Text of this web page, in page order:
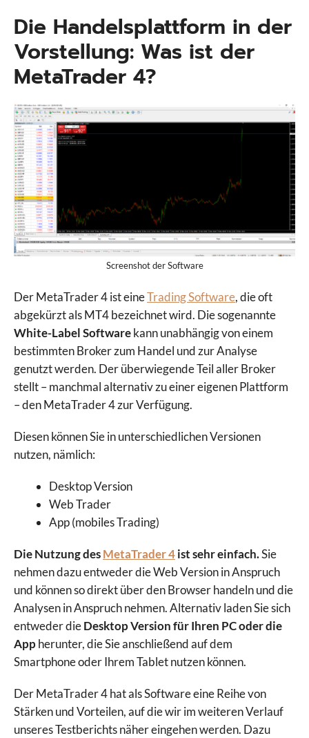
Die Handelsplattform in der
Vorstellung: Was ist der
MetaTrader 4?
Screenshot der Software
Der MetaTrader 4 ist eineTrading Software, die oft
abgekürzt als MT4 bezeichnet wird. Die sogenannte
White-Label Softwarekann unabhängig von einem
bestimmten Broker zum Handel und zur Analyse
genutzt werden. Der überwiegende Teil aller Broker
stellt – manchmal alternativ zu einer eigenen Plattform
– den MetaTrader 4 zur Verfügung.
Diesen können Sie in unterschiedlichen Versionen
nutzen, nämlich:
Desktop Version
Web Trader
App (mobiles Trading)
Die Nutzung desMetaTrader 4ist sehr einfach.Sie
nehmen dazu entweder die Web Version in Anspruch
und können so direkt über den Browser handeln und die
Analysen in Anspruch nehmen. Alternativ laden Sie sich
entweder dieDesktop Version für Ihren PC oder die
Appherunter, die Sie anschließend auf dem
Smartphone oder Ihrem Tablet nutzen können.
Der MetaTrader 4 hat als Software eine Reihe von
Stärken und Vorteilen, auf die wir im weiteren Verlauf
unseres Testberichts näher eingehen werden. Dazu